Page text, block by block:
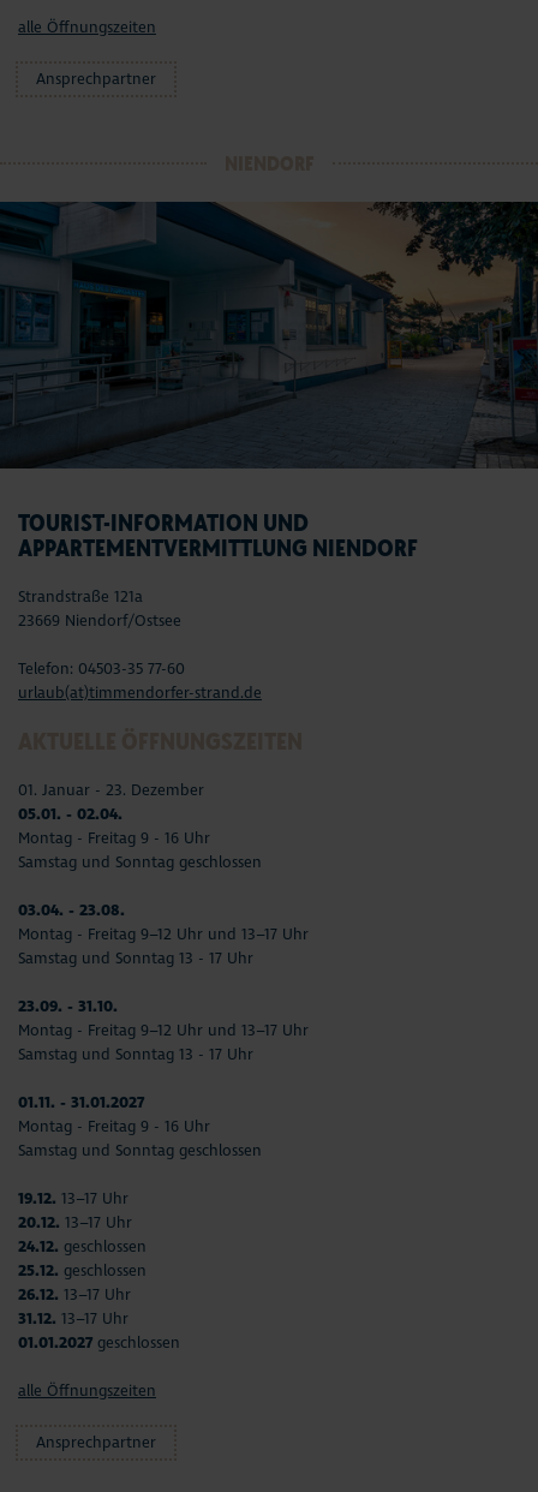
alle Öffnungszeiten
Ansprechpartner
TOURIST-INFORMATION UND
APPARTEMENTVERMITTLUNG NIENDORF
Strandstraße 121a
23669 Niendorf/Ostsee
Telefon: 04503-35 77-60
urlaub(at)timmendorfer-strand.de
01. Januar - 23. Dezember
05.01. - 02.04.
Montag - Freitag 9 - 16 Uhr
Samstag und Sonntag geschlossen
03.04. - 23.08.
Montag - Freitag 9–12 Uhr und 13–17 Uhr
Samstag und Sonntag 13 - 17 Uhr
23.09. - 31.10.
Montag - Freitag 9–12 Uhr und 13–17 Uhr
Samstag und Sonntag 13 - 17 Uhr
01.11. - 31.01.2027
Montag - Freitag 9 - 16 Uhr
Samstag und Sonntag geschlossen
19.12. 13–17 Uhr
20.12. 13–17 Uhr
24.12. geschlossen
25.12. geschlossen
26.12. 13–17 Uhr
31.12. 13–17 Uhr
01.01.2027 geschlossen
alle Öffnungszeiten
Ansprechpartner